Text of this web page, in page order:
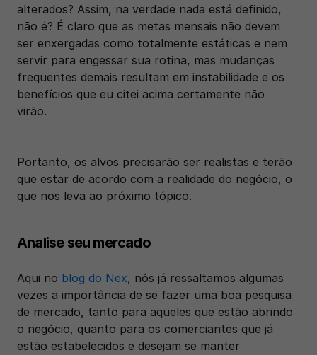
alterados? Assim, na verdade nada está definido,
não é? É claro que as metas mensais não devem
ser enxergadas como totalmente estáticas e nem
servir para engessar sua rotina, mas mudanças
frequentes demais resultam em instabilidade e os
benefícios que eu citei acima certamente não
virão.
Portanto, os alvos precisarão ser realistas e terão
que estar de acordo com a realidade do negócio, o
que nos leva ao próximo tópico.
Analise seu mercado
Aqui no blog do Nex, nós já ressaltamos algumas
vezes a importância de se fazer uma boa pesquisa
de mercado, tanto para aqueles que estão abrindo
o negócio, quanto para os comerciantes que já
estão estabelecidos e desejam se manter